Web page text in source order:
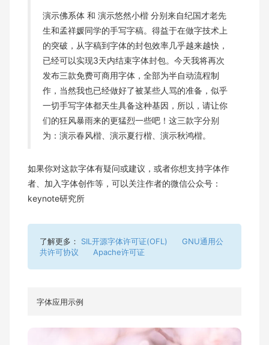
演示佛系体 和 演示悠然小楷 分别来自纪国才老先
生和孟祥媛同学的手写字稿。得益于在做字技术上
的突破，从字稿到字体的封包效率几乎越来越快，
已经可以实现3天内结束字体封包。今天我将再次
发布三款免费可商用字体，全部为半自动流程制
作，当然我也已经做好了被某些人骂的准备，似乎
一切手写字体都天生具备这种基因，所以，请让你
们的狂风暴雨来的更猛烈一些吧！这三款字分别
为：演示春风楷、演示夏行楷、演示秋鸿楷。
如果你对这款字体有疑问或建议，或者你想支持字体作
者、加入字体创作等，可以关注作者的微信公众号：
keynote研究所
了解更多： SIL开源字体许可证(OFL)
GNU通用公
共许可协议
Apache许可证
字体应用示例